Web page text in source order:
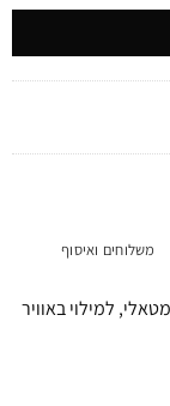
משלוחים ואיסוף
למילוי באוויר